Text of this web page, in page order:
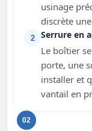
usinage
discrète
2 Serrure en
Le boîtier
porte, une
installer et
vantail en
02